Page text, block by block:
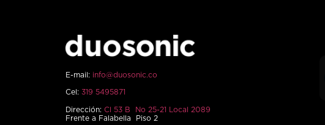
E-mail: info@duosonic.co
Cel: 319 5495871
Dirección: Cl 53 B No 25-21 Local 2089
Frente a Falabella Piso 2